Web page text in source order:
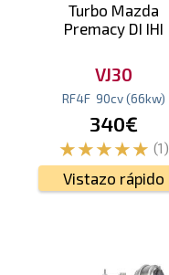
Turbo Mazda
Premacy DI IHI
VJ30
RF4F 90cv (66kw)
340€
(1)
Vistazo rápido